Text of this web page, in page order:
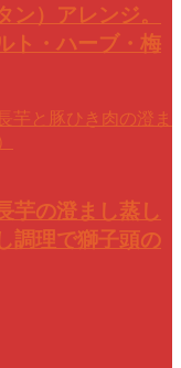
ン）アレンジ。
ト・ハーブ・梅
芋の澄まし蒸し
調理で獅子頭の